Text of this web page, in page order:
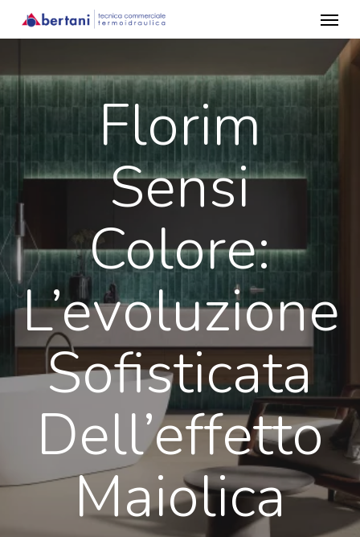
content
Florim
Sensi
Colore:
L’evoluzione
Sofisticata
Dell’effetto
Maiolica